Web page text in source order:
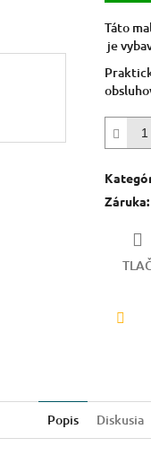
5
Táto
je
Záruka:
TLAČ
Popis Diskusia